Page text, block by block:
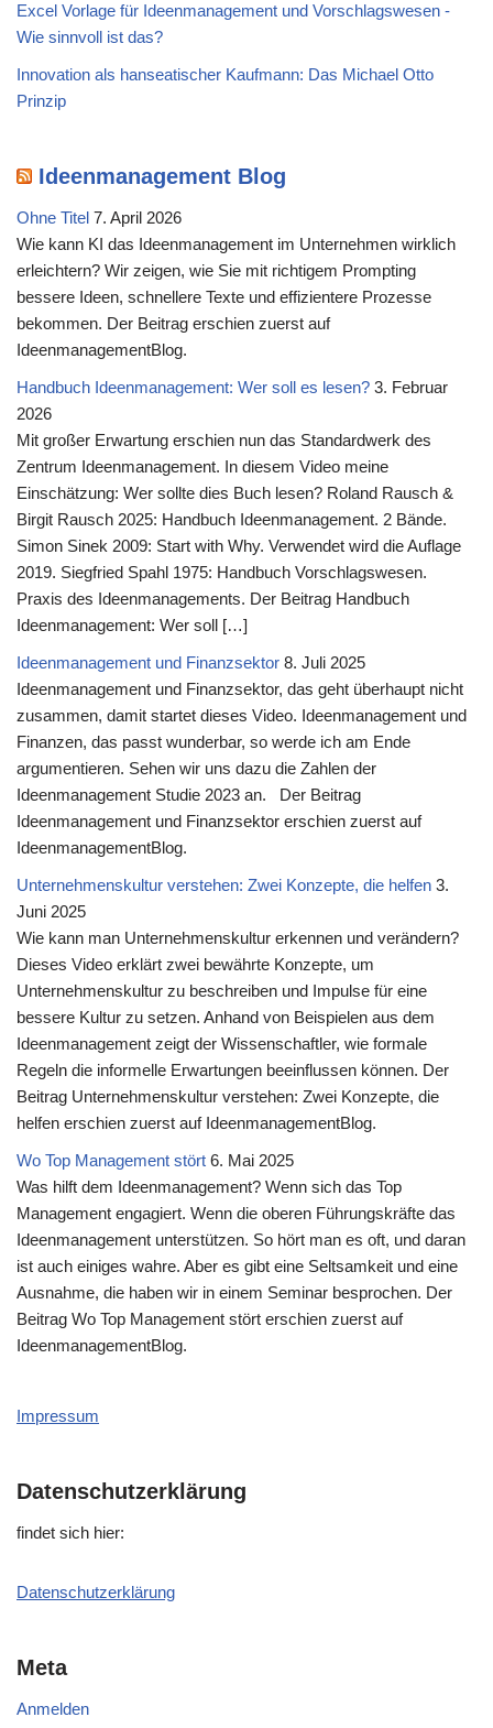
Excel Vorlage für Ideenmanagement und Vorschlagswesen -
Wie sinnvoll ist das?
Innovation als hanseatischer Kaufmann: Das Michael Otto
Prinzip
Ideenmanagement Blog
Ohne Titel 7. April 2026
Wie kann KI das Ideenmanagement im Unternehmen wirklich
erleichtern? Wir zeigen, wie Sie mit richtigem Prompting
bessere Ideen, schnellere Texte und effizientere Prozesse
bekommen. Der Beitrag erschien zuerst auf
IdeenmanagementBlog.
Handbuch Ideenmanagement: Wer soll es lesen? 3. Februar
2026
Mit großer Erwartung erschien nun das Standardwerk des
Zentrum Ideenmanagement. In diesem Video meine
Einschätzung: Wer sollte dies Buch lesen? Roland Rausch &
Birgit Rausch 2025: Handbuch Ideenmanagement. 2 Bände.
Simon Sinek 2009: Start with Why. Verwendet wird die Auflage
2019. Siegfried Spahl 1975: Handbuch Vorschlagswesen.
Praxis des Ideenmanagements. Der Beitrag Handbuch
Ideenmanagement: Wer soll […]
Ideenmanagement und Finanzsektor 8. Juli 2025
Ideenmanagement und Finanzsektor, das geht überhaupt nicht
zusammen, damit startet dieses Video. Ideenmanagement und
Finanzen, das passt wunderbar, so werde ich am Ende
argumentieren. Sehen wir uns dazu die Zahlen der
Ideenmanagement Studie 2023 an. Der Beitrag
Ideenmanagement und Finanzsektor erschien zuerst auf
IdeenmanagementBlog.
Unternehmenskultur verstehen: Zwei Konzepte, die helfen 3.
Juni 2025
Wie kann man Unternehmenskultur erkennen und verändern?
Dieses Video erklärt zwei bewährte Konzepte, um
Unternehmenskultur zu beschreiben und Impulse für eine
bessere Kultur zu setzen. Anhand von Beispielen aus dem
Ideenmanagement zeigt der Wissenschaftler, wie formale
Regeln die informelle Erwartungen beeinflussen können. Der
Beitrag Unternehmenskultur verstehen: Zwei Konzepte, die
helfen erschien zuerst auf IdeenmanagementBlog.
Wo Top Management stört 6. Mai 2025
Was hilft dem Ideenmanagement? Wenn sich das Top
Management engagiert. Wenn die oberen Führungskräfte das
Ideenmanagement unterstützen. So hört man es oft, und daran
ist auch einiges wahre. Aber es gibt eine Seltsamkeit und eine
Ausnahme, die haben wir in einem Seminar besprochen. Der
Beitrag Wo Top Management stört erschien zuerst auf
IdeenmanagementBlog.
Impressum
Datenschutzerklärung
fin­det sich hier:
Daten­schutz­er­klä­rung
Meta
Anmelden